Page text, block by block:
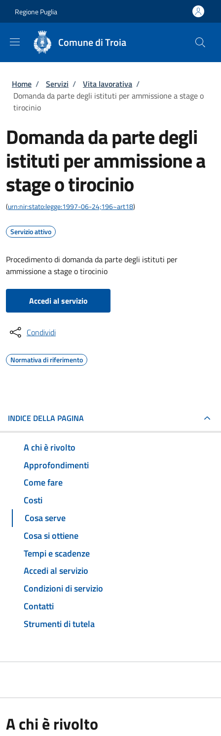
Regione Puglia
Comune di Troia
Briciole di pane
Home / Servizi / Vita lavorativa /
Domanda da parte degli istituti per ammissione a stage o
tirocinio
Domanda da parte degli
istituti per ammissione a
stage o tirocinio
(urn:nir:stato:legge:1997-06-24;196~art18)
Servizio attivo
Procedimento di domanda da parte degli istituti per
ammissione a stage o tirocinio
Accedi al servizio
Condividi
Normativa di riferimento
INDICE DELLA PAGINA
A chi è rivolto
Approfondimenti
Come fare
Costi
Cosa serve
Cosa si ottiene
Tempi e scadenze
Accedi al servizio
Condizioni di servizio
Contatti
Strumenti di tutela
A chi è rivolto